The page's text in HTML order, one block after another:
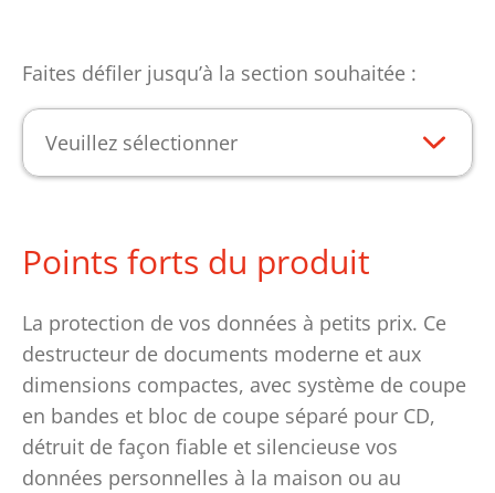
Faites défiler jusqu’à la section souhaitée :
Veuillez sélectionner
Points forts du produit
La protection de vos données à petits prix. Ce
destructeur de documents moderne et aux
dimensions compactes, avec système de coupe
en bandes et bloc de coupe séparé pour CD,
détruit de façon fiable et silencieuse vos
données personnelles à la maison ou au